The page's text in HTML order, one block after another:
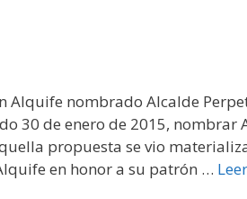
Alquife nombrado Alcalde
30 de enero de 2015, nombrar
propuesta se vio
en honor a su patrón …